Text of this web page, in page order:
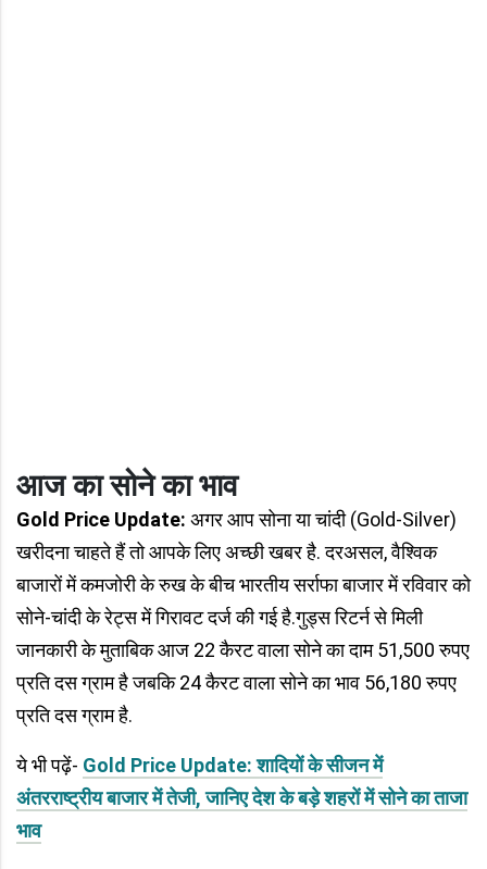
आज का सोने का भाव
Gold Price Update: अगर आप सोना या चांदी (Gold-Silver)
खरीदना चाहते हैं तो आपके लिए अच्छी खबर है. दरअसल, वैश्विक
बाजारों में कमजोरी के रुख के बीच भारतीय सर्राफा बाजार में रविवार को
सोने-चांदी के रेट्स में गिरावट दर्ज की गई है.गुड्स रिटर्न से मिली
जानकारी के मुताबिक आज 22 कैरट वाला सोने का दाम 51,500 रुपए
प्रति दस ग्राम है जबकि 24 कैरट वाला सोने का भाव 56,180 रुपए
प्रति दस ग्राम है.
ये भी पढ़ें- Gold Price Update: शादियों के सीजन में
अंतरराष्‍ट्रीय बाजार में तेजी, जानिए देश के बड़े शहरों में सोने का ताजा
भाव